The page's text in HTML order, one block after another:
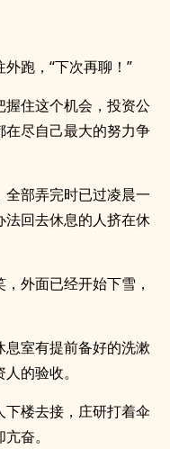
跑，“下次再聊！”
住这个机会，投资公
尽自己最大的努力争
部弄完时已过凌晨一
法回去休息的人挤在休
外面已经开始下雪，
室有提前备好的洗漱
的验收。
楼去接，庄研打着伞
奋。